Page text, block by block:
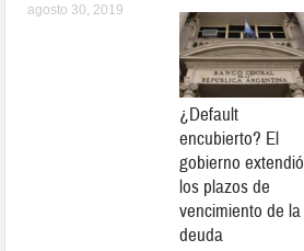
agosto 30, 2019
¿Default
encubierto? El
gobierno extendió
los plazos de
vencimiento de la
deuda